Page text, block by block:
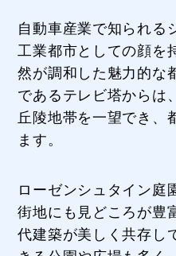
自動車産業で知られる
工業都市としての顔を
然が調和した魅力的な
であるテレビ塔からは
丘陵地帯を一望でき、
ます。
ローゼンシュタイン庭
街地にも見どころが豊
代建築が美しく共存し